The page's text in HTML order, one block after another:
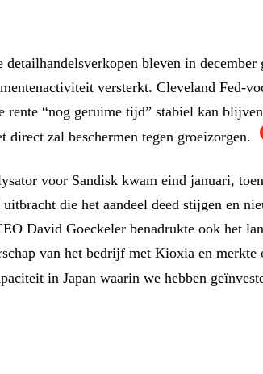
detailhandelsverkopen bleven in
versterkt. Cleveland Fed-
rente “nog geruime tijd” stabiel kan
direct zal beschermen tegen groeizorgen.
voor Sandisk kwam eind januari,
die het aandeel deed stijgen en
David Goeckeler benadrukte ook het
van het bedrijf met Kioxia en merkte
in Japan waarin we hebben